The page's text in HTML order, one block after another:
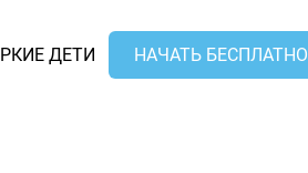
ДЕТИ НАЧАТЬ БЕСПЛАТНО